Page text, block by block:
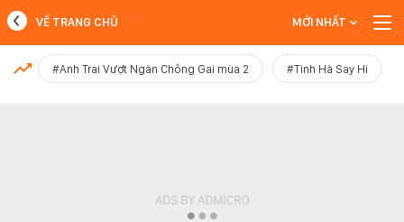
MỚI NHẤT
VỀ TRANG CHỦ MỚI NHẤT
#Anh Trai Vượt Ngàn Chông Gai mùa 2 #Tinh Hà Say Hi